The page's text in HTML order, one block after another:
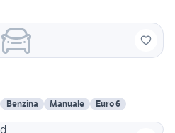
Benzina Manuale
Euro 6